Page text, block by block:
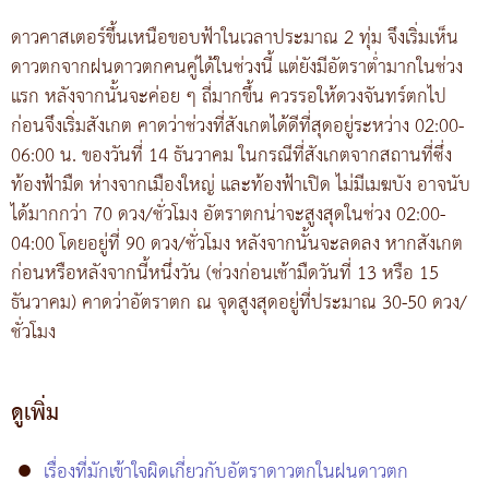
ดาวคาสเตอร์ขึ้นเหนือขอบฟ้าในเวลาประมาณ 2 ทุ่ม จึงเริ่มเห็น
ดาวตกจากฝนดาวตกคนคู่ได้ในช่วงนี้ แต่ยังมีอัตราต่ำมากในช่วง
แรก หลังจากนั้นจะค่อย ๆ ถี่มากขึ้น ควรรอให้ดวงจันทร์ตกไป
ก่อนจึงเริ่มสังเกต คาดว่าช่วงที่สังเกตได้ดีที่สุดอยู่ระหว่าง 02:00-
06:00 น. ของวันที่ 14 ธันวาคม ในกรณีที่สังเกตจากสถานที่ซึ่ง
ท้องฟ้ามืด ห่างจากเมืองใหญ่ และท้องฟ้าเปิด ไม่มีเมฆบัง อาจนับ
ได้มากกว่า 70 ดวง/ชั่วโมง อัตราตกน่าจะสูงสุดในช่วง 02:00-
04:00 โดยอยู่ที่ 90 ดวง/ชั่วโมง หลังจากนั้นจะลดลง หากสังเกต
ก่อนหรือหลังจากนี้หนึ่งวัน (ช่วงก่อนเช้ามืดวันที่ 13 หรือ 15
ธันวาคม) คาดว่าอัตราตก ณ จุดสูงสุดอยู่ที่ประมาณ 30-50 ดวง/
ชั่วโมง
ดูเพิ่ม
● เรื่องที่มักเข้าใจผิดเกี่ยวกับอัตราดาวตกในฝนดาวตก